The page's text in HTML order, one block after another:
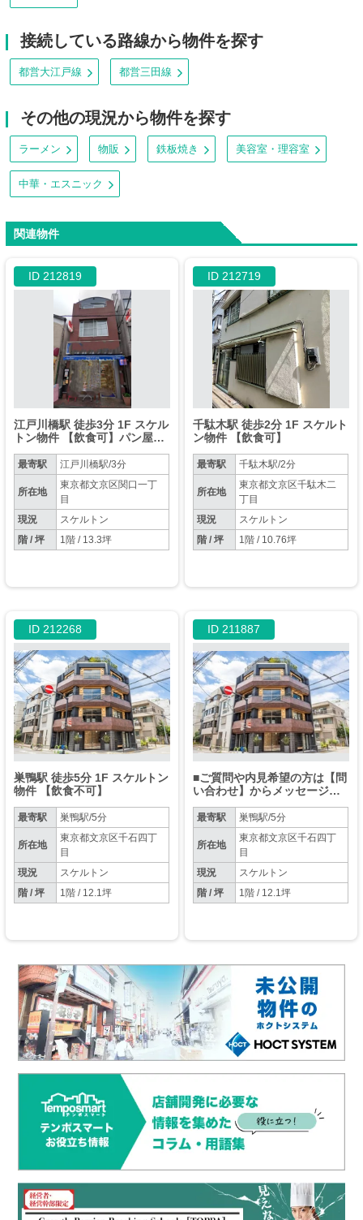
接続している路線から物件を探す
都営大江戸線 都営三田線
その他の現況から物件を探す
ラーメン 物販 鉄板焼き 美容室・理容室
中華・エスニック
関連物件
ID 212819
江戸川橋駅 徒歩3分 1F スケル
トン物件 【飲食可】パン屋・
バリー・カフェ・喫茶店
最寄駅 江戸川橋駅/3分
所在地
東京都文京区関口一丁
目
現況
スケルトン
階 / 坪
1階 / 13.3坪
ID 212719
千駄木駅 徒歩2分 1F スケルト
ン物件 【飲食可】
最寄駅 千駄木駅/2分
所在地
東京都文京区千駄木二
丁目
現況
スケルトン
階 / 坪
1階 / 10.76坪
ID 212268
巣鴨駅 徒歩5分 1F スケルトン
物件 【飲食不可】
最寄駅 巣鴨駅/5分
所在地
東京都文京区千石四丁
目
現況
スケルトン
階 / 坪
1階 / 12.1坪
ID 211887
■ご質問や内見希望の方は【問
い合わせ】からメッセージを
控えください。
最寄駅 巣鴨駅/5分
所在地
東京都文京区千石四丁
目
現況
スケルトン
階 / 坪
1階 / 12.1坪